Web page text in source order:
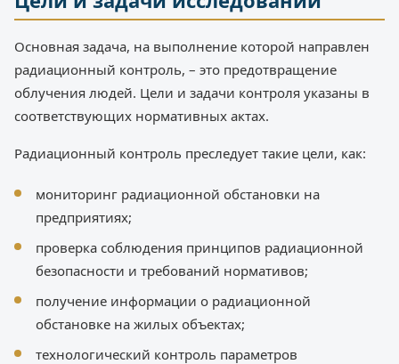
Основная задача, на выполнение которой направлен
радиационный контроль, – это предотвращение
облучения людей. Цели и задачи контроля указаны в
соответствующих нормативных актах.
Радиационный контроль преследует такие цели, как:
мониторинг радиационной обстановки на
предприятиях;
проверка соблюдения принципов радиационной
безопасности и требований нормативов;
получение информации о радиационной
обстановке на жилых объектах;
технологический контроль параметров